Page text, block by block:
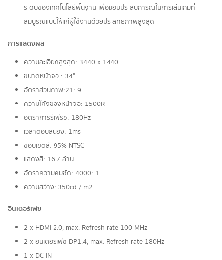
ระดับของเทคโนโลยีพื้นฐาน เพื่อมอบประสบการณ์ในการเล่นเกมที่
สมบูรณ์แบบให้แก่ผู้ใช้งานด้วยประสิทธิภาพสูงสุด
การแสดงผล
ความละเอียดสูงสุด: 3440 x 1440
ขนาดหน้าจอ : 34"
อัตราส่วนภาพ:21: 9
ความโค้งของหน้าจอ: 1500R
อัตราการรีเฟรช: 180Hz
เวลาตอบสนอง: 1ms
ขอบเขตสี: 95% NTSC
แสดงสี: 16.7 ล้าน
อัตราความคมชัด: 4000: 1
ความสว่าง: 350cd / m2
อินเตอร์เฟซ
2 x HDMI 2.0, max. Refresh rate 100 MHz
2 x อินเตอร์เฟซ DP1.4, max. Refresh rate 180Hz
1 x DC IN